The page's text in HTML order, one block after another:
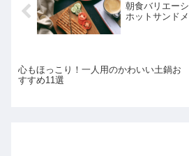
朝食バリエー
ホットサンド
心もほっこり！一人用のかわいい土鍋お
すすめ11選